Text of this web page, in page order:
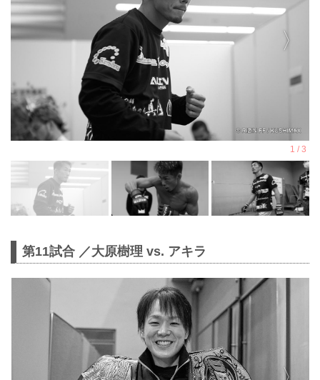
第11試合 ／大原樹理 vs. アキラ